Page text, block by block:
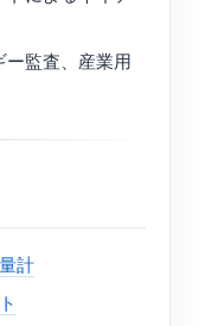
ー監査、産業用
計